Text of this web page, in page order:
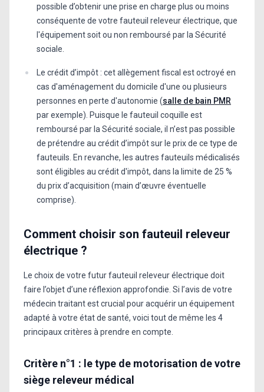
possible d’obtenir une prise en charge plus ou moins
conséquente de votre fauteuil releveur électrique, que
l'équipement soit ou non remboursé par la Sécurité
sociale.
Le crédit d’impôt : cet allègement fiscal est octroyé en
cas d'aménagement du domicile d'une ou plusieurs
personnes en perte d'autonomie (salle de bain PMR
par exemple). Puisque le fauteuil coquille est
remboursé par la Sécurité sociale, il n’est pas possible
de prétendre au crédit d’impôt sur le prix de ce type de
fauteuils. En revanche, les autres fauteuils médicalisés
sont éligibles au crédit d'impôt, dans la limite de 25 %
du prix d’acquisition (main d’œuvre éventuelle
comprise).
Comment choisir son fauteuil releveur
électrique ?
Le choix de votre futur fauteuil releveur électrique doit
faire l’objet d’une réflexion approfondie. Si l’avis de votre
médecin traitant est crucial pour acquérir un équipement
adapté à votre état de santé, voici tout de même les 4
principaux critères à prendre en compte.
Critère n°1 : le type de motorisation de votre
siège releveur médical